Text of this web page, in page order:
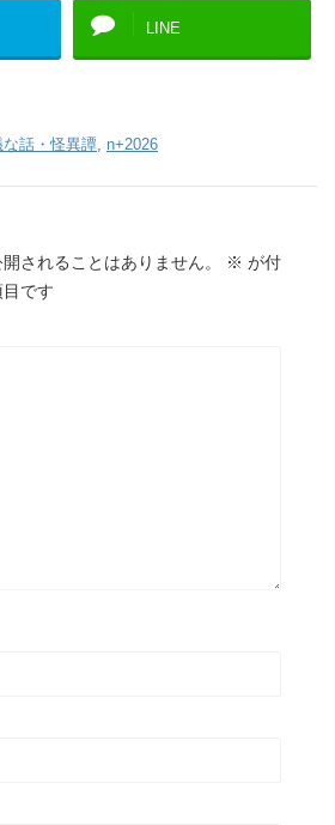
LINE
話・怪異譚, n+2026
されることはありません。 ※ が付
です